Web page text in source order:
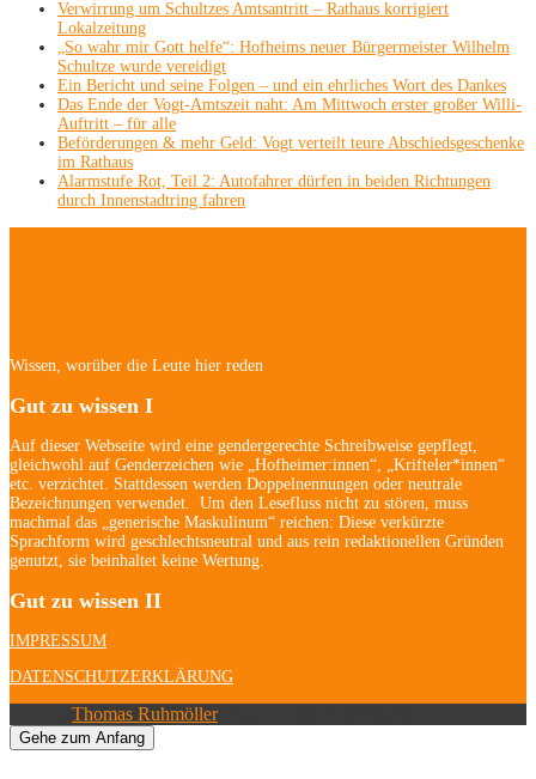
Verwirrung um Schultzes Amtsantritt – Rathaus korrigiert
Lokalzeitung
„So wahr mir Gott helfe“: Hofheims neuer Bürgermeister Wilhelm
Schultze wurde vereidigt
Ein Bericht und seine Folgen – und ein ehrliches Wort des Dankes
Das Ende der Vogt-Amtszeit naht: Am Mittwoch erster großer Willi-
Auftritt – für alle
Beförderungen & mehr Geld: Vogt verteilt teure Abschiedsgeschenke
im Rathaus
Alarmstufe Rot, Teil 2: Autofahrer dürfen in beiden Richtungen
durch Innenstadtring fahren
Wissen, worüber die Leute hier reden
Gut zu wissen I
Auf dieser Webseite wird eine gendergerechte Schreibweise gepflegt,
gleichwohl auf Genderzeichen wie „Hofheimer:innen“, „Krifteler*innen“
etc. verzichtet. Stattdessen werden Doppelnennungen oder neutrale
Bezeichnungen verwendet. Um den Lesefluss nicht zu stören, muss
machmal das „generische Maskulinum“ reichen: Diese verkürzte
Sprachform wird geschlechtsneutral und aus rein redaktionellen Gründen
genutzt, sie beinhaltet keine Wertung.
Gut zu wissen II
IMPRESSUM
DATENSCHUTZERKLÄRUNG
Thomas Ruhmöller| Alle Rechte vorbehalten.
Gehe zum Anfang